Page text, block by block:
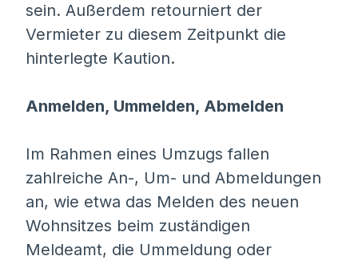
sein. Außerdem retourniert der
Vermieter zu diesem Zeitpunkt die
hinterlegte Kaution.
Anmelden, Ummelden, Abmelden
Im Rahmen eines Umzugs fallen
zahlreiche An-, Um- und Abmeldungen
an, wie etwa das Melden des neuen
Wohnsitzes beim zuständigen
Meldeamt, die Ummeldung oder